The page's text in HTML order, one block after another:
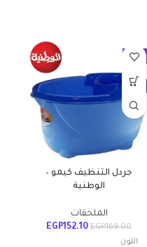
-10%
جردل التنظيف كيمو –
الوطنية
الملحقات
EGP169.00
EGP152.10
اللون